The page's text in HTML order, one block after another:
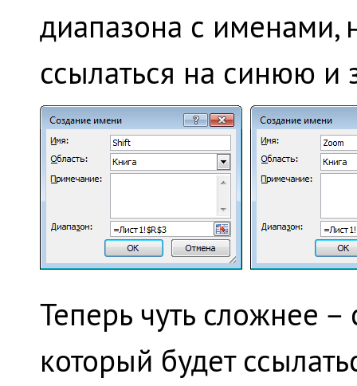
диапазона с именами,
ссылаться на синюю
Теперь чуть сложнее
который будет